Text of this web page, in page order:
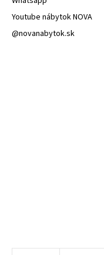
Youtube nábytok NOVA
@novanabytok.sk